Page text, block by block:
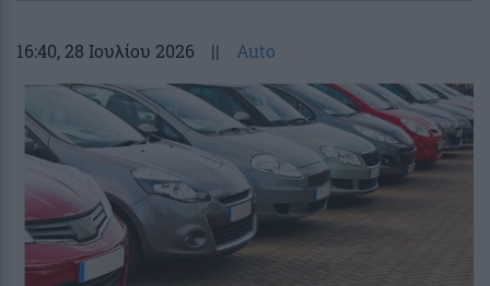
16:40, 28 Ιουλίου 2026 || Auto